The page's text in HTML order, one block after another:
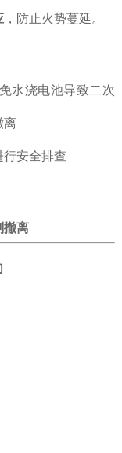
，防止火势蔓延。
免水浇电池导致二次
离
安全排查
撤离